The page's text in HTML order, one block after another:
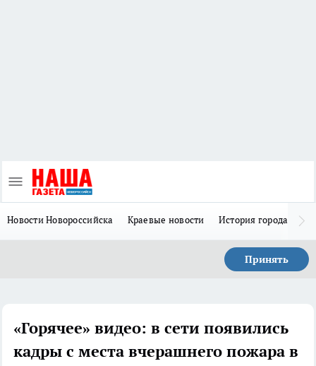
Новости Новороссийска Краевые новости История города Н
Принять
«Горячее» видео: в сети появились
кадры с места вчерашнего пожара в